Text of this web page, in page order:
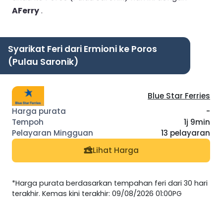
AFerry.
Syarikat Feri dari Ermioni ke Poros
(Pulau Saronik)
Blue Star Ferries
-
1j 9min
13 pelayaran
Lihat Harga
*Harga purata berdasarkan tempahan feri dari 30 hari
terakhir. Kemas kini terakhir: 09/08/2026 01:00PG